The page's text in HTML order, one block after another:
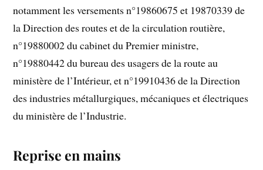
notamment les versements n°19860675 et 19870339 de
la Direction des routes et de la circulation routière,
n°19880002 du cabinet du Premier ministre,
n°19880442 du bureau des usagers de la route au
ministère de l’Intérieur, et n°19910436 de la Direction
des industries métallurgiques, mécaniques et électriques
du ministère de l’Industrie.
Reprise en mains